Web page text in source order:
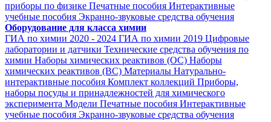
приборы по физике Печатные пособия Интерактивные
учебные пособия Экранно-звуковые средства обучения
Оборудование для класса химии
ГИА по химии 2020 - 2024 ГИА по химии 2019 Цифровые
лаборатории и датчики Технические средства обучения по
химии Наборы химических реактивов (ОС) Наборы
химических реактивов (ВС) Материалы Натурально-
интерактивные пособия Комплект коллекций Приборы,
наборы посуды и принадлежностей для химического
эксперимента Модели Печатные пособия Интерактивные
учебные пособия Экранно-звуковые средства обучения